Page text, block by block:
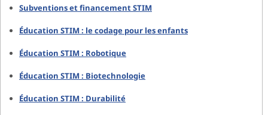
Subventions et financement STIM
Éducation STIM : le codage pour les enfants
Éducation STIM : Robotique
Éducation STIM : Biotechnologie
Éducation STIM : Durabilité